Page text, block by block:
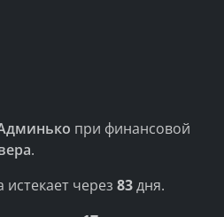
при финансовой
.
истекает через 83дня.